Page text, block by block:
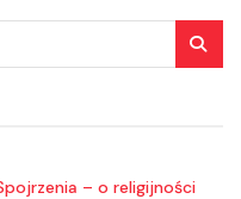
– o religijności